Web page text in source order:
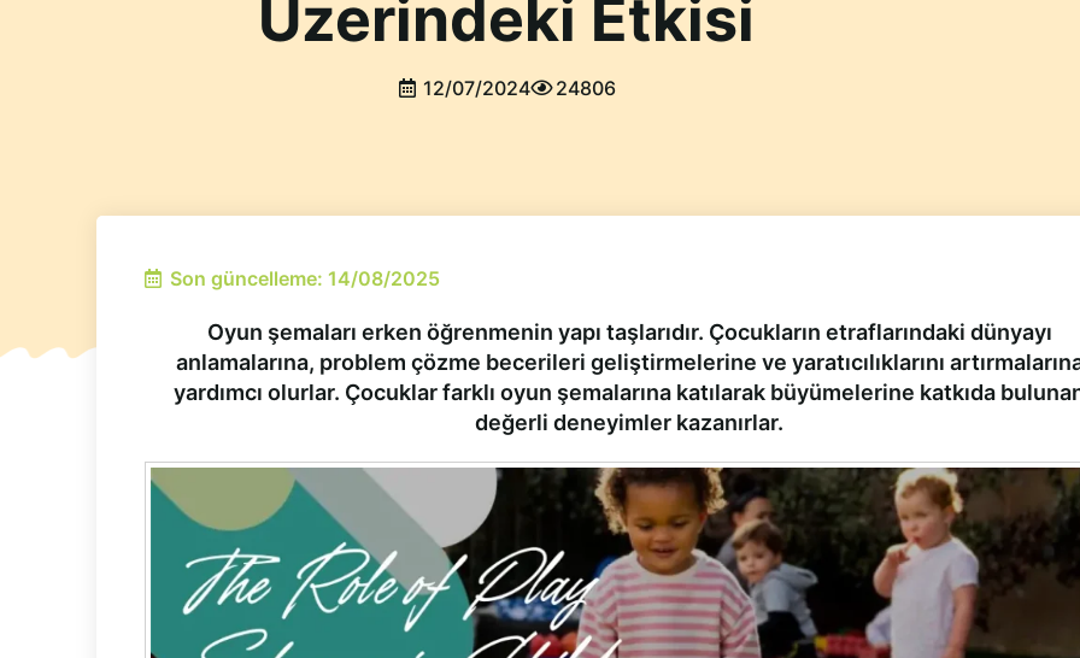
Üzerindeki Etkisi
12/07/2024 24806
Son güncelleme: 14/08/2025
Oyun şemaları erken öğrenmenin yapı taşlarıdır. Çocukların etraflarındaki dünyayı
anlamalarına, problem çözme becerileri geliştirmelerine ve yaratıcılıklarını
yardımcı olurlar. Çocuklar farklı oyun şemalarına katılarak büyümelerine katkıda
değerli deneyimler kazanırlar.